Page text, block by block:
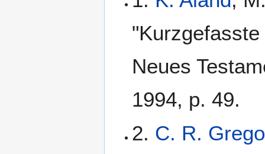
Neues
1994, p. 49.
2. C. R.